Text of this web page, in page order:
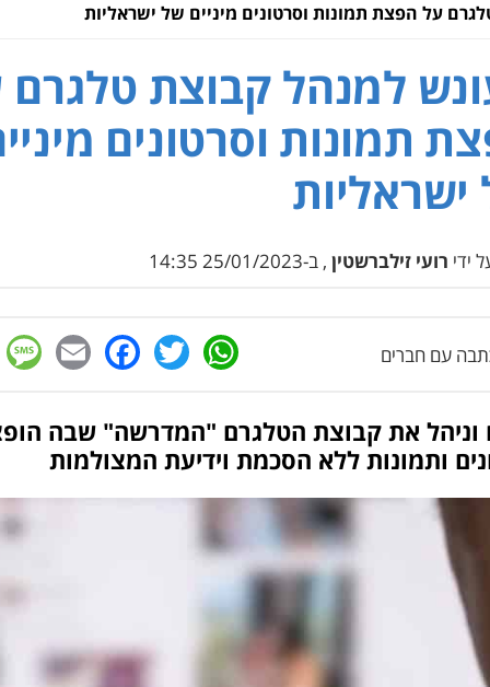
על הפצת תמונות וסרטונים מיניים של ישראליות
למנהל קבוצת טלגרם
תמונות וסרטונים
ידי רועי זילברשטין , ב-25/01/2023 14:35
עם חברים WhatsApp
Twitter
וניהל את קבוצת הטלגרם "המדרשה" שבה
ותמונות ללא הסכמת וידיעת המצולמות